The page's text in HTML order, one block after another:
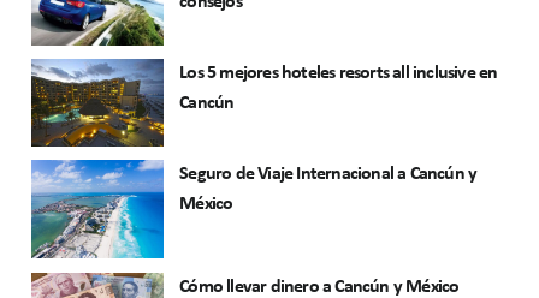
Los 5 mejores hoteles resorts all inclusive en
Cancún
Seguro de Viaje Internacional a Cancún y
México
Cómo llevar dinero a Cancún y México